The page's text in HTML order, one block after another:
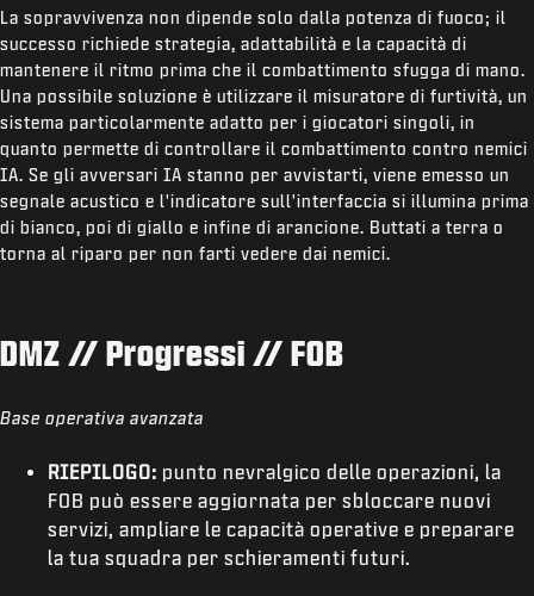
La sopravvivenza non dipende solo dalla potenza di fuoco; il
successo richiede strategia, adattabilità e la capacità di
mantenere il ritmo prima che il combattimento sfugga di mano.
Una possibile soluzione è utilizzare il misuratore di furtività, un
sistema particolarmente adatto per i giocatori singoli, in
quanto permette di controllare il combattimento contro nemici
IA. Se gli avversari IA stanno per avvistarti, viene emesso un
segnale acustico e l'indicatore sull'interfaccia si illumina prima
di bianco, poi di giallo e infine di arancione. Buttati a terra o
torna al riparo per non farti vedere dai nemici.
DMZ // Progressi // FOB
Base operativa avanzata
RIEPILOGO: punto nevralgico delle operazioni, la
FOB può essere aggiornata per sbloccare nuovi
servizi, ampliare le capacità operative e preparare
la tua squadra per schieramenti futuri.